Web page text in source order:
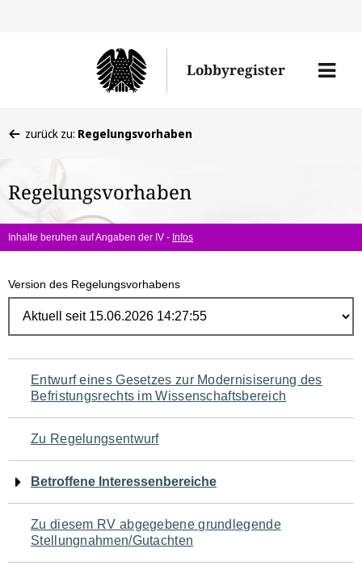
Lobbyregister
Menü
befinden
hier:
zurück zu: Regelungsvorhaben
Regelungsvorhaben
Inhalte beruhen auf Angaben der IV - Infos
Version des Regelungsvorhabens
Navigation
für
den
Seiteninhalt
Entwurf eines Gesetzes zur Modernisiserung des
Befristungsrechts im Wissenschaftsbereich
Zu Regelungsentwurf
Betroffene Interessenbereiche
Zu diesem RV abgegebene grundlegende
Stellungnahmen/Gutachten